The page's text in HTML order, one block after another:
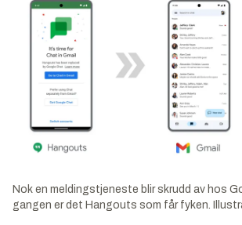
Nok en meldingstjeneste blir skrudd av hos
gangen er det Hangouts som får fyken.